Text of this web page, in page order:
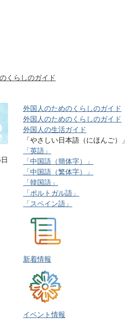
くらしのガイド
外国人のためのくらしのガイド
外国人のためのくらしのガイド
外国人の生活ガイド
「やさしい日本語（にほんご）」
「英語」
「中国語（簡体字）」
「中国語（繁体字）」
「韓国語」
「ポルトガル語」
「スペイン語」
新着情報
イベント情報